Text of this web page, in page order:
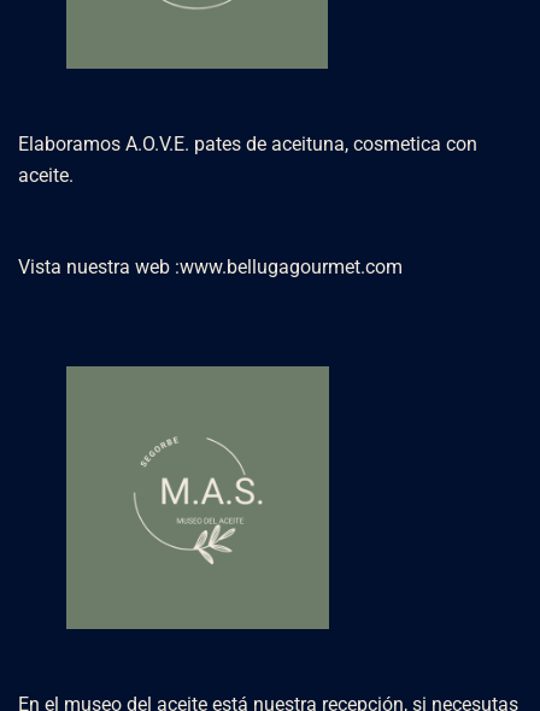
Elaboramos A.O.V.E. pates de aceituna, cosmetica con
aceite.
Vista nuestra web :www.bellugagourmet.com
En el museo del aceite está nuestra recepción, si necesutas